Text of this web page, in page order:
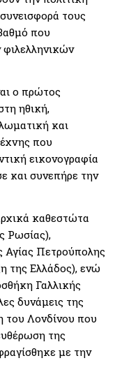
τους
που
ο πρώτος
ηθική,
και
που
εικονογραφία
και συνεπήρε την
καθεστώτα
Ρωσίας),
Πετρούπολης
της Ελλάδος), ενώ
Γαλλικής
δυνάμεις της
του Λονδίνου που
της
με την